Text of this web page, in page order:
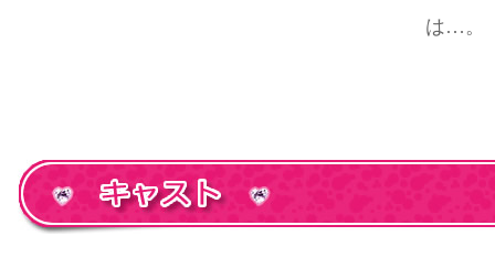
は…。